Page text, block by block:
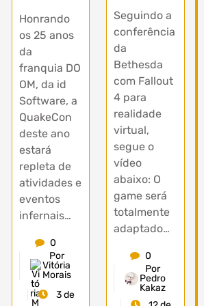
Honrando
os 25 anos
da
franquia DO
OM, da id
Software, a
QuakeCon
deste ano
estará
repleta de
atividades e
eventos
infernais…
0
Por
Vitória
Morais
3 de
Seguindo a
conferência
da
Bethesda
com Fallout
4 para
realidade
virtual,
segue o
vídeo
abaixo: O
game será
totalmente
adaptado…
0
Por
Pedro
Kakaz